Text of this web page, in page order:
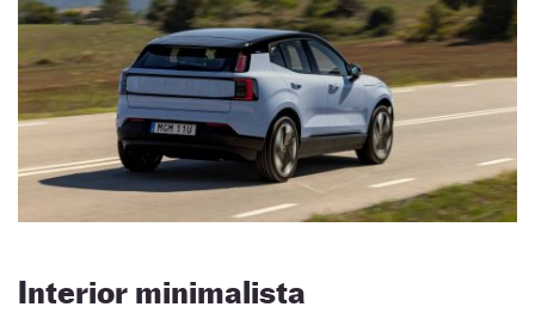
Interior minimalista